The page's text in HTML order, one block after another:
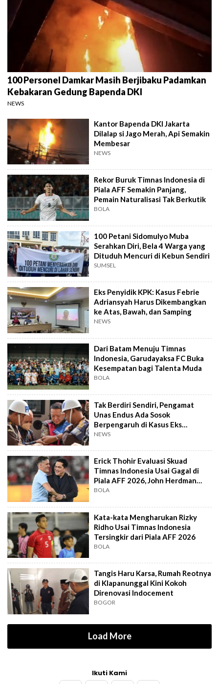
100 Personel Damkar Masih Berjibaku Padamkan
Kebakaran Gedung Bapenda DKI
NEWS
Kantor Bapenda DKI Jakarta
Dilalap si Jago Merah, Api Semakin
Membesar
NEWS
Rekor Buruk Timnas Indonesia di
Piala AFF Semakin Panjang,
Pemain Naturalisasi Tak Berkutik
BOLA
100 Petani Sidomulyo Muba
Serahkan Diri, Bela 4 Warga yang
Dituduh Mencuri di Kebun Sendiri
SUMSEL
Eks Penyidik KPK: Kasus Febrie
Adriansyah Harus Dikembangkan
ke Atas, Bawah, dan Samping
NEWS
Dari Batam Menuju Timnas
Indonesia, Garudayaksa FC Buka
Kesempatan bagi Talenta Muda
BOLA
Tak Berdiri Sendiri, Pengamat
Unas Endus Ada Sosok
Berpengaruh di Kasus Eks
Jampidsus
NEWS
Erick Thohir Evaluasi Skuad
Timnas Indonesia Usai Gagal di
Piala AFF 2026, John Herdman
Out?
BOLA
Kata-kata Mengharukan Rizky
Ridho Usai Timnas Indonesia
Tersingkir dari Piala AFF 2026
BOLA
Tangis Haru Karsa, Rumah Reotnya
di Klapanunggal Kini Kokoh
Direnovasi Indocement
BOGOR
Load More
Ikuti Kami